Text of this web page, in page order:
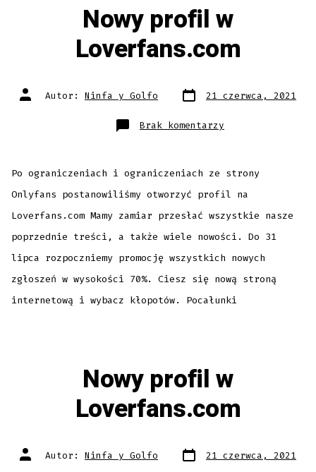
Nowy profil w
Loverfans.com
Autor
wpisuAutor: Ninfa y Golfo Data
wpisu21 czerwca, 2021
Brak komentarzy
Nowy
Po ograniczeniach i ograniczeniach ze strony
Onlyfans postanowiliśmy otworzyć profil na
Loverfans.com Mamy zamiar przesłać wszystkie nasze
poprzednie treści, a także wiele nowości. Do 31
lipca rozpoczniemy promocję wszystkich nowych
zgłoszeń w wysokości 70%. Ciesz się nową stroną
internetową i wybacz kłopotów. Pocałunki
Nowy profil w
Loverfans.com
Autor
wpisuAutor: Ninfa y Golfo Data
wpisu21 czerwca, 2021